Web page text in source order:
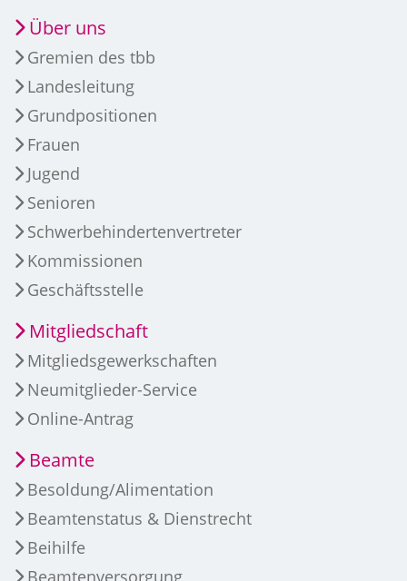
Über uns
Gremien des tbb
Landesleitung
Grundpositionen
Frauen
Jugend
Senioren
Schwerbehindertenvertreter
Kommissionen
Geschäftsstelle
Mitgliedschaft
Mitgliedsgewerkschaften
Neumitglieder-Service
Online-Antrag
Beamte
Besoldung/Alimentation
Beamtenstatus & Dienstrecht
Beihilfe
Beamtenversorgung